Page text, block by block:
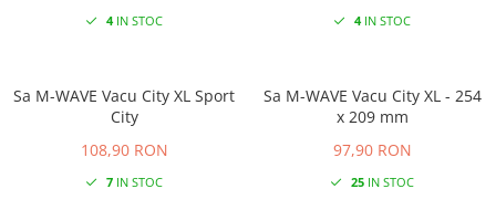
4IN STOC 4IN STOC
Sa M-WAVE Vacu City XL Sport
City
108,90 RON
7IN STOC
Sa M-WAVE Vacu City XL - 254
x 209 mm
97,90 RON
25IN STOC